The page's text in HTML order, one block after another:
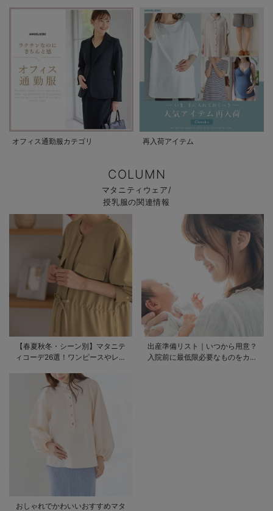
オフィス通勤服カテゴリ 再入荷アイテム
COLUMN
マタニティウェア/
授乳服の関連情報
【春夏秋冬・シーン別】マタニテ
ィコーデ26選！ワンピースやレギ
出産準備リスト｜いつから用意？
入院前に最低限必要なものをカテ
おしゃれでかわいいおすすめマタ